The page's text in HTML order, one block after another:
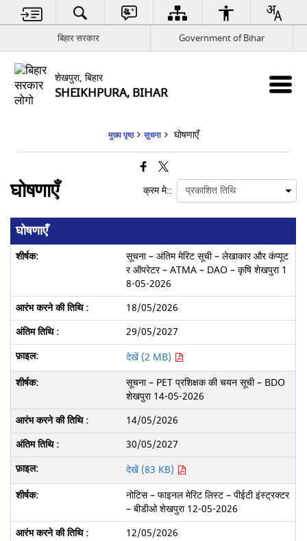
बिहार सरकार Government of Bihar
शेखपुरा, बिहार
SHEIKHPURA, BIHAR
मुख्य पृष्ठ सूचना घोषणाएँ
घोषणाएँ क्रम मे::
घोषणाएँ
सूचना – अंतिम मेरिट सूची – लेखाकार और कंप्यूट
र ऑपरेटर – ATMA – DAO – कृषि शेखपुरा 1
8-05-2026
18/05/2026
29/05/2027
देखें (2 MB)
सूचना – PET प्रशिक्षक की चयन सूची – BDO
शेखपुरा 14-05-2026
14/05/2026
30/05/2027
देखें (83 KB)
नोटिस – फाइनल मेरिट लिस्ट – पीईटी इंस्ट्रक्टर
– बीडीओ शेखपुरा 12-05-2026
12/05/2026